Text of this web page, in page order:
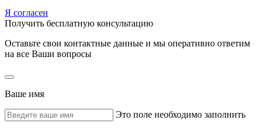
Я согласен
Получить бесплатную консультацию
Оставьте свои контактные данные и мы оперативно ответим
на все Ваши вопросы
Ваше имя
Это поле необходимо заполнить